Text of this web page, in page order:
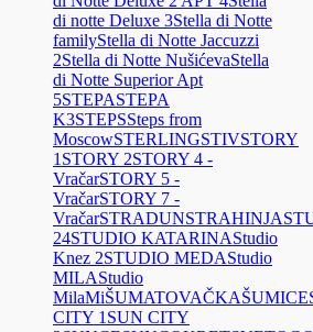
di notte Deluxe 3Stella di Notte
familyStella di Notte Jaccuzzi
2Stella di Notte NušićevaStella
di Notte Superior Apt
5STEPASTEPA
K3STEPSSteps from
MoscowSTERLINGSTIVSTORY
1 STORY 2STORY 4 -
VračarSTORY 5 -
VračarSTORY 7 -
VračarSTRADUNSTRAHINJA
24STUDIO KATARINAStudio
Knez 2STUDIO MEDAStudio
MILAStudio
MilaMiŠUMATOVAČKAŠUMICE
CITY 1 SUN CITY